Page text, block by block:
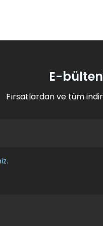
E-
Fırsatlardan ve tüm